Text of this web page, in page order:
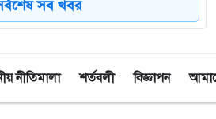
শিশু ফাহিমা ধর্ষণ ও হত্যা মামলায়
গণহত্যাকারী শেখ হাসিনাকে
হতে দেওয়ায় ঢাকার তীব্র ক্ষোভ
সব খবর
নীতিমালা শর্তবলী বিজ্ঞাপন